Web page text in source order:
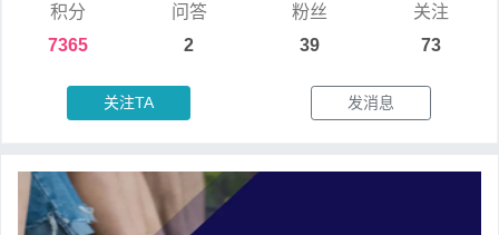
积分
7365
问答
2
粉丝
39
关注
73
关注TA 发消息